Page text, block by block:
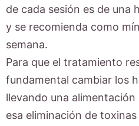
de cada sesión es de una
y se recomienda como
semana.
Para que el tratamiento
fundamental cambiar los
llevando una alimentación
esa eliminación de